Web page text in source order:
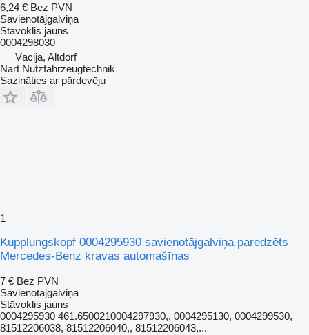
6,24 € Bez PVN
Savienotājgalviņa
Stāvoklis jauns
0004298030
Vācija, Altdorf
Nart Nutzfahrzeugtechnik
Sazināties ar pārdevēju
1
Kupplungskopf 0004295930 savienotājgalviņa paredzēts
Mercedes-Benz kravas automašīnas
7 € Bez PVN
Savienotājgalviņa
Stāvoklis jauns
0004295930 461.6500210004297930,, 0004295130, 0004299530,
81512206038, 81512206040,, 81512206043,...